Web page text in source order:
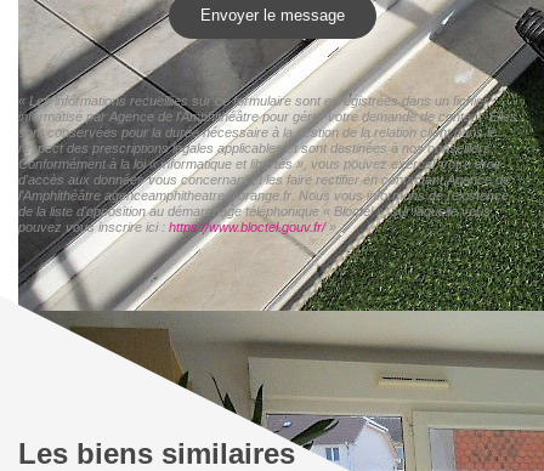
Envoyer le message
« Les informations recueillies sur ce formulaire sont enregistrées dans un fichier
informatisé par Agence de l'Amphithéâtre pour gérer votre demande de contact. Elles
sont conservées pour la durée nécessaire à la gestion de la relation client dans le
respect des prescriptions légales applicables et sont destinées à nos conseillers
Conformément à la loi « informatique et libertés », vous pouvez exercer votre droit
d'accès aux données vous concernant et les faire rectifier en contactant Agence de
l'Amphithéâtre agenceamphitheatre@orange.fr. Nous vous informons de l'existence
de la liste d'opposition au démarchage téléphonique « Bloctel », sur laquelle vous
pouvez vous inscrire ici : https://www.bloctel.gouv.fr/»
Les biens similaires